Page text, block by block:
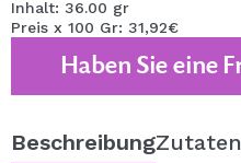
Inhalt: 36.00 gr
Preis x 100 Gr: 31,92€
Haben Sie eine
BeschreibungZutaten